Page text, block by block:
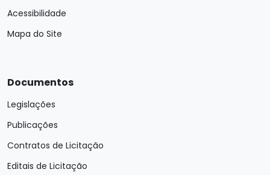
Acessibilidade
Mapa do Site
Documentos
Legislações
Publicações
Contratos de Licitação
Editais de Licitação